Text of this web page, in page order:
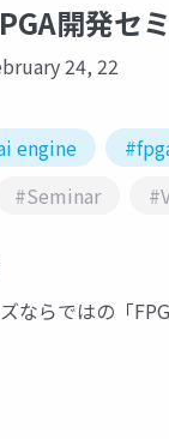
開発セ
24, 22
engine
#Seminar
ならではの「